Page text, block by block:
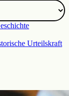
Urteilskraft